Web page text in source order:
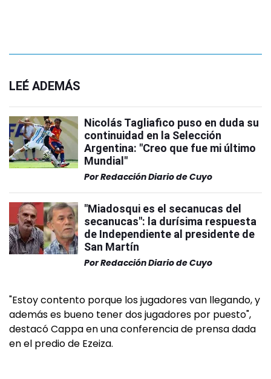
LEÉ ADEMÁS
Nicolás Tagliafico puso en duda su
continuidad en la Selección
Argentina: "Creo que fue mi último
Mundial"
PorRedacción Diario de Cuyo
"Miadosqui es el secanucas del
secanucas": la durísima respuesta
de Independiente al presidente de
San Martín
PorRedacción Diario de Cuyo
"Estoy contento porque los jugadores van llegando, y
además es bueno tener dos jugadores por puesto",
destacó Cappa en una conferencia de prensa dada
en el predio de Ezeiza.